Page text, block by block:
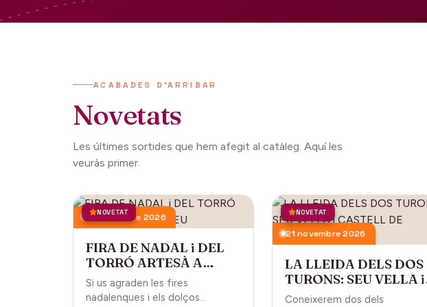
ACABADES D'ARRIBAR
Novetats
Les últimes sortides que hem afegit al catàleg. Aquí les
veuràs primer.
NOVETAT
13 desembre 2026
FIRA DE NADAL i DEL
TORRÓ ARTESÀ A
CARDEDEU
Si us agraden les fires
nadalenques i els dolços
NOVETAT
21 novembre 2026
LA LLEIDA DELS DOS
TURONS: SEU VELLA i
CASTELL DE GARDENY
Coneixerem dos dels